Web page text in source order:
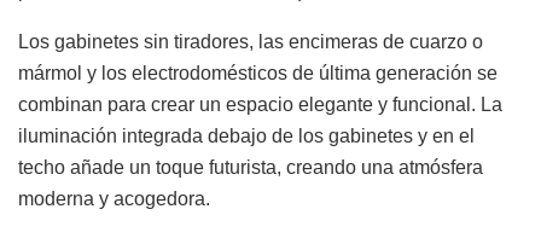
Los gabinetes sin tiradores, las encimeras de cuarzo o
mármol y los electrodomésticos de última generación se
combinan para crear un espacio elegante y funcional. La
iluminación integrada debajo de los gabinetes y en el
techo añade un toque futurista, creando una atmósfera
moderna y acogedora.